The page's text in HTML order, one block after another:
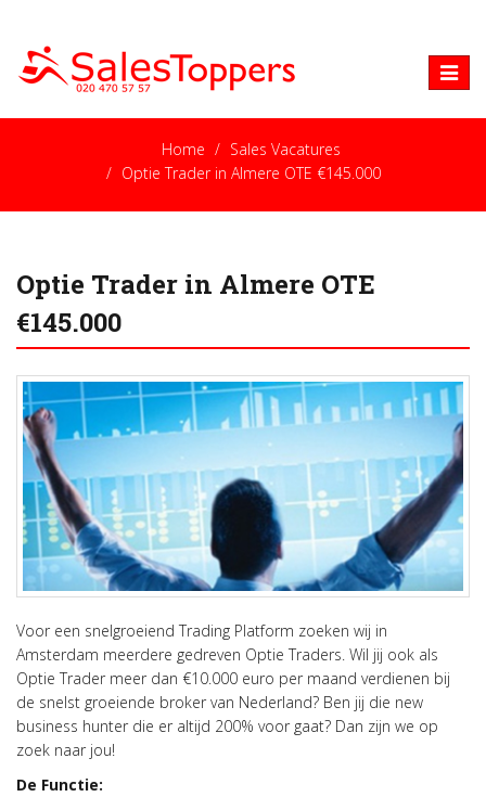
Toggle
Home
Sales Vacatures
Optie Trader in Almere OTE €145.000
Optie Trader in Almere OTE
€145.000
Voor een snelgroeiend Trading Platform zoeken wij in
Amsterdam meerdere gedreven Optie Traders. Wil jij ook als
Optie Trader meer dan €10.000 euro per maand verdienen bij
de snelst groeiende broker van Nederland? Ben jij die new
business hunter die er altijd 200% voor gaat? Dan zijn we op
zoek naar jou!
De Functie: